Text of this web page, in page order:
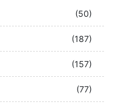
(50)
(187)
(157)
(77)